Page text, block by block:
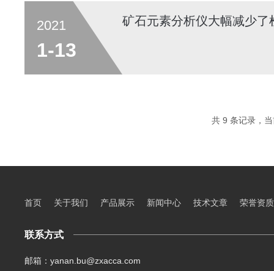
2021
1-13
矿石元素分析仪大幅减少了
共 9 条记录，
首页 关于我们 产品展示 新闻中心 技术文章 荣誉资质
联系方式
邮箱：yanan.bu@zxacca.com